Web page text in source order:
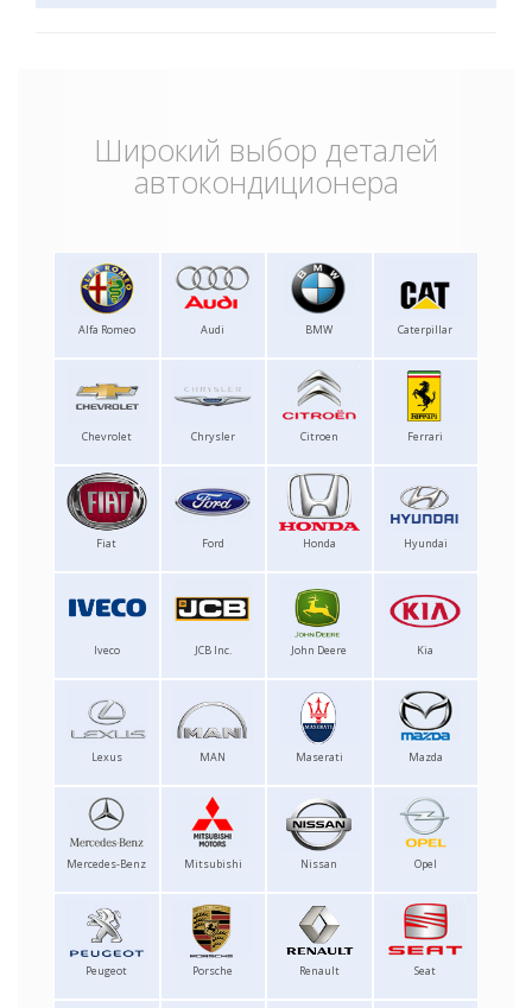
Широкий выбор деталей
автокондиционера
Alfa Romeo Audi BMW Caterpillar
Chevrolet Chrysler Citroen Ferrari
Fiat Ford Honda Hyundai
Iveco JCB Inc. John Deere Kia
Lexus MAN Maserati Mazda
Mercedes-Benz Mitsubishi Nissan Opel
Peugeot Porsche Renault Seat